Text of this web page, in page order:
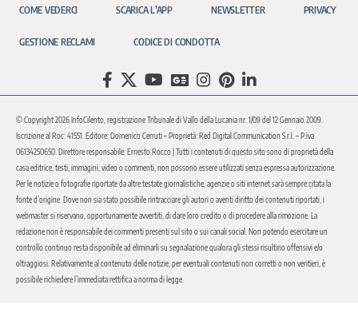
COME VEDERCI SCARICA L’APP NEWSLETTER PRIVACY
GESTIONE RECLAMI CODICE DI CONDOTTA
© Copyright 2026 InfoCilento, registrazione Tribunale di Vallo della Lucania nr. 1/09 del 12 Gennaio 2009.
Iscrizione al Roc: 41551. Editore: Domenico Cerruti – Proprietà: Red Digital Communication S.r.l. – P.iva
06134250650. Direttore responsabile: Ernesto Rocco | Tutti i contenuti di questo sito sono di proprietà della
casa editrice, testi, immagini, video o commenti, non possono essere utilizzati senza espressa autorizzazione.
Per le notizie o fotografie riportate da altre testate giornalistiche, agenzie o siti internet sarà sempre citata la
fonte d’origine. Dove non sia stato possibile rintracciare gli autori o aventi diritto dei contenuti riportati, i
webmaster si riservano, opportunamente avvertiti, di dare loro credito o di procedere alla rimozione. La
redazione non è responsabile dei commenti presenti sul sito o sui canali social. Non potendo esercitare un
controllo continuo resta disponibile ad eliminarli su segnalazione qualora gli stessi risultino offensivi e/o
oltraggiosi. Relativamente al contenuto delle notizie, per eventuali contenuti non corretti o non veritieri, è
possibile richiedere l’immediata rettifica a norma di legge.